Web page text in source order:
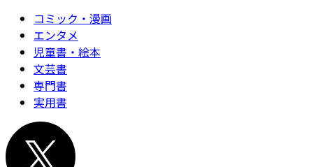
コミック・漫画
エンタメ
児童書・絵本
文芸書
専門書
実用書